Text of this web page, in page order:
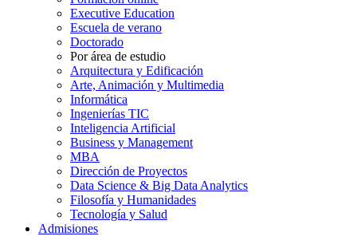
Executive Education
Escuela de verano
Doctorado
Por área de estudio
Arquitectura y Edificación
Arte, Animación y Multimedia
Informática
Ingenierías TIC
Inteligencia Artificial
Business y Management
MBA
Dirección de Proyectos
Data Science & Big Data Analytics
Filosofía y Humanidades
Tecnología y Salud
Admisiones